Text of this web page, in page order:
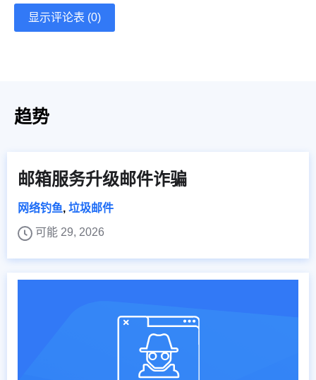
显示评论表 (0)
趋势
邮箱服务升级邮件诈骗
网络钓鱼, 垃圾邮件
可能 29, 2026